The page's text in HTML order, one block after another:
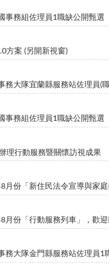
事務組佐理員1職缺公開甄選
方案 (另開新視窗)
大隊宜蘭縣服務站佐理員(
事務組佐理員1職缺公開甄選
理行動服務暨關懷訪視成果
月份「行動服務列車」，歡
務大隊金門縣服務站佐理員1